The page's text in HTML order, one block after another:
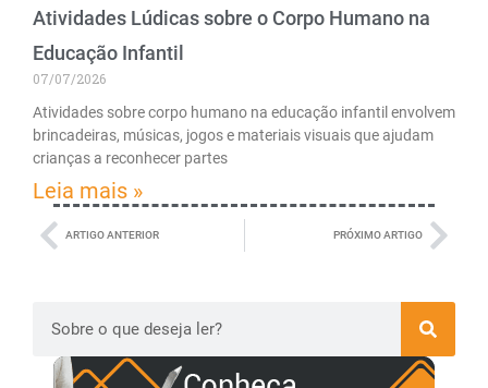
Atividades Lúdicas sobre o Corpo Humano na
Educação Infantil
07/07/2026
Atividades sobre corpo humano na educação infantil envolvem
brincadeiras, músicas, jogos e materiais visuais que ajudam
crianças a reconhecer partes
Leia mais »
ARTIGO ANTERIOR PRÓXIMO ARTIGO